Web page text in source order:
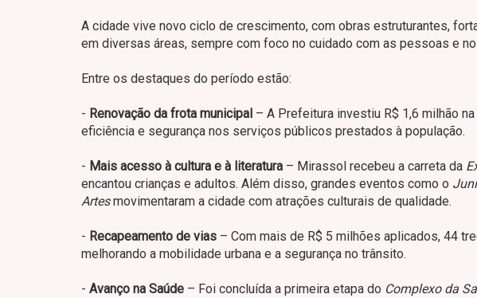
A cidade vive novo ciclo de crescimento, com obras estruturantes,
em diversas áreas, sempre com foco no cuidado com as pessoas e
Entre os destaques do período estão:
- Renovação da frota municipal – A Prefeitura investiu R$ 1,6 milhão
eficiência e segurança nos serviços públicos prestados à população.
- Mais acesso à cultura e à literatura – Mirassol recebeu a carreta da
encantou crianças e adultos. Além disso, grandes eventos como o
Artesmovimentaram a cidade com atrações culturais de qualidade.
- Recapeamento de vias – Com mais de R$ 5 milhões aplicados, 44
melhorando a mobilidade urbana e a segurança no trânsito.
- Avanço na Saúde – Foi concluída a primeira etapa do Complexo da